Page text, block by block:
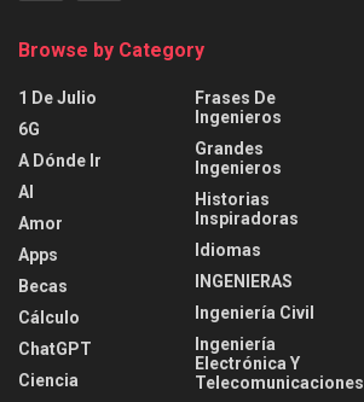
Browse by Category
1 De Julio
6G
A Dónde Ir
AI
Amor
Apps
Becas
Cálculo
ChatGPT
Ciencia
Frases De
Ingenieros
Grandes
Ingenieros
Historias
Inspiradoras
Idiomas
INGENIERAS
Ingeniería Civil
Ingeniería
Electrónica Y
Telecomunicaciones